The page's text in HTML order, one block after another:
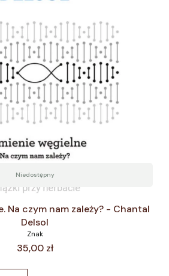
Niedostępny
Na czym nam zależy? - Chantal
Delsol
Znak
Cena
35,00 zł